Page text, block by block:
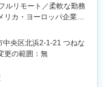
西医薬協会に、当社は会
ナーにも参加すること
）の近くにお住まいで
リモート／柔軟な勤務
カ・ヨーロッパ企業と
験分野を中心に、CMC
す。
中央区北浜2-1-21 つねな
更の範囲：無